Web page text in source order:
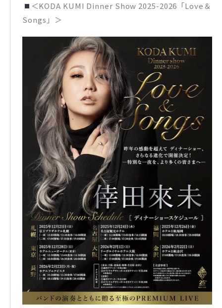
＜KODA KUMI Dinner Show 2025-2026「Love＆
Songs」＞